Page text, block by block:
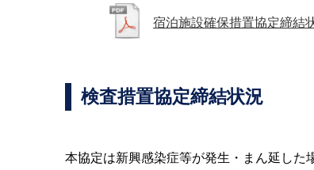
宿泊施設確保措置協定締結
検査措置協定締結状況
本協定は新興感染症等が発生・まん延した